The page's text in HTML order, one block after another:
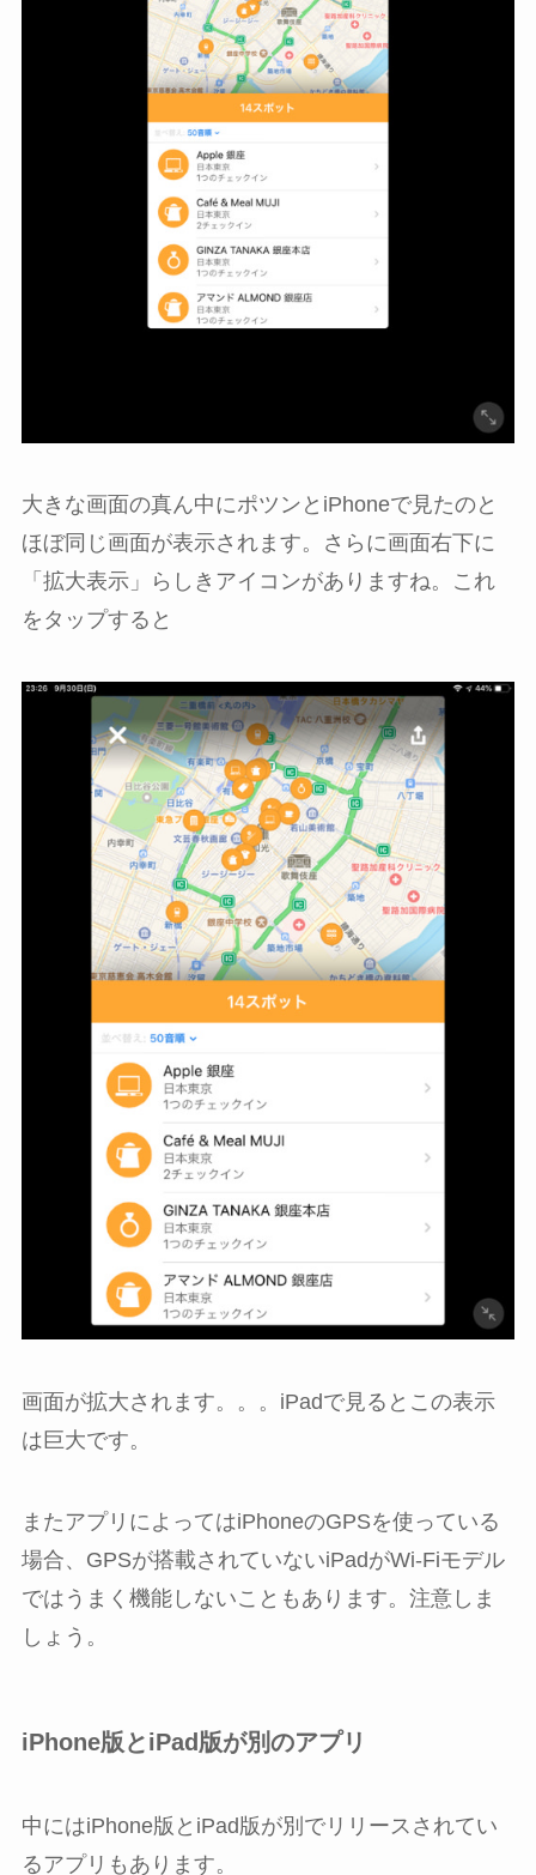
大きな画面の真ん中にポツンとiPhoneで見たのと
ほぼ同じ画面が表示されます。さらに画面右下に
「拡大表示」らしきアイコンがありますね。これ
をタップすると
画面が拡大されます。。。iPadで見るとこの表示
は巨大です。
またアプリによってはiPhoneのGPSを使っている
場合、GPSが搭載されていないiPadがWi-Fiモデル
ではうまく機能しないこともあります。注意しま
しょう。
iPhone版とiPad版が別のアプリ
中にはiPhone版とiPad版が別でリリースされてい
るアプリもあります。